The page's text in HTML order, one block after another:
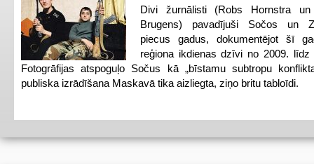
Divi žurnālisti (Robs Hornstra
Brugens) pavadījuši Sočos un
piecus gadus, dokumentējot šī
reģiona ikdienas dzīvi no 2009. līdz
Fotogrāfijas atspoguļo Sočus kā „bīstamu subtropu
publiska izrādīšana Maskavā tika aizliegta, ziņo britu tabloīdi.